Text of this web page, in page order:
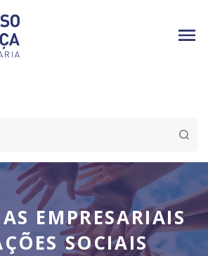
EMPRESARIAIS
SOCIAIS